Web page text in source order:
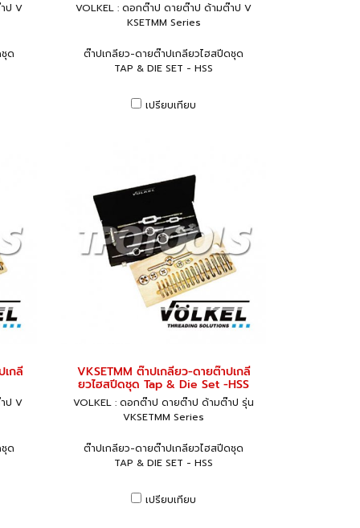
ป V
ด
VOLKEL : ดอกต๊าป ดายต๊าป ด้ามต๊าป V
KSETMM Series
ต๊าปเกลียว-ดายต๊าปเกลียวไฮสปีดชุด
TAP & DIE SET - HSS
เปรียบเทียบ
เกลี
ป V
ด
VKSETMM ต๊าปเกลียว-ดายต๊าปเกลี
ยวไฮสปีดชุด Tap & Die Set -HSS
VOLKEL : ดอกต๊าป ดายต๊าป ด้ามต๊าป รุ่น
VKSETMM Series
ต๊าปเกลียว-ดายต๊าปเกลียวไฮสปีดชุด
TAP & DIE SET - HSS
เปรียบเทียบ